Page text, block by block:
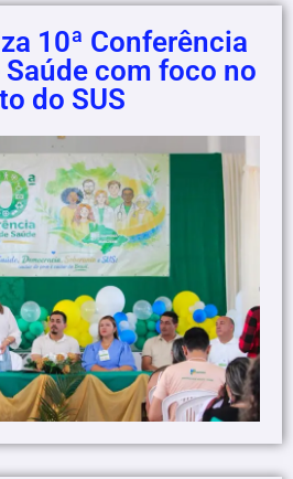
10ª Conferência
com foco no
do SUS